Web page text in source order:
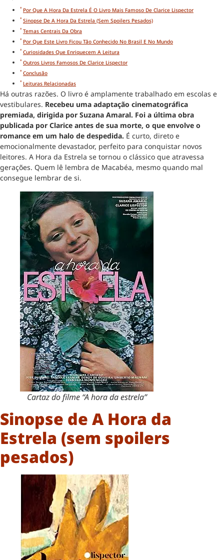
Por Que A Hora Da Estrela É O Livro Mais Famoso De Clarice Lispector
Sinopse De A Hora Da Estrela (sem Spoilers Pesados)
Temas Centrais Da Obra
Por Que Este Livro Ficou Tão Conhecido No Brasil E No Mundo
Curiosidades Que Enriquecem A Leitura
Outros Livros Famosos De Clarice Lispector
Conclusão
Leituras Relacionadas
Há outras razões. O livro é amplamente trabalhado em escolas e
vestibulares. Recebeu uma adaptação cinematográfica
premiada, dirigida por Suzana Amaral. Foi a última obra
publicada por Clarice antes de sua morte, o que envolve o
romance em um halo de despedida. É curto, direto e
emocionalmente devastador, perfeito para conquistar novos
leitores. A Hora da Estrela se tornou o clássico que atravessa
gerações. Quem lê lembra de Macabéa, mesmo quando mal
consegue lembrar de si.
Cartaz do filme “A hora da estrela”
Sinopse de A Hora da
Estrela (sem spoilers
pesados)